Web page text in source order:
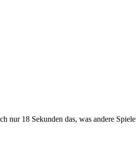
18 Sekunden das, was andere